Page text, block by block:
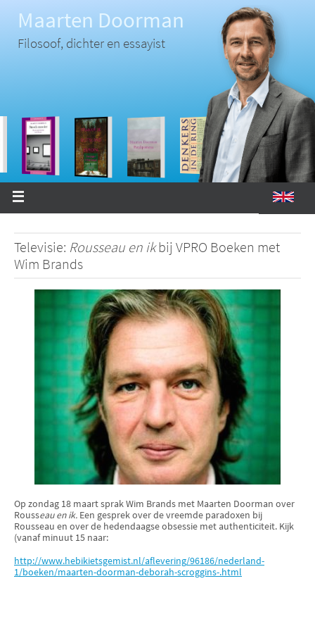
inhoud
Maarten Doorman
Filosoof, dichter en essayist
Televisie: Rousseau en ikbij VPRO Boeken met
Wim Brands
Op zondag 18 maart sprak Wim Brands met Maarten Doorman over
Rousseau en ik. Een gesprek over de vreemde paradoxen bij
Rousseau en over de hedendaagse obsessie met authenticiteit. Kijk
(vanaf minuut 15 naar:
http://www.hebikietsgemist.nl/aflevering/96186/nederland-
1/boeken/maarten-doorman-deborah-scroggins-.html